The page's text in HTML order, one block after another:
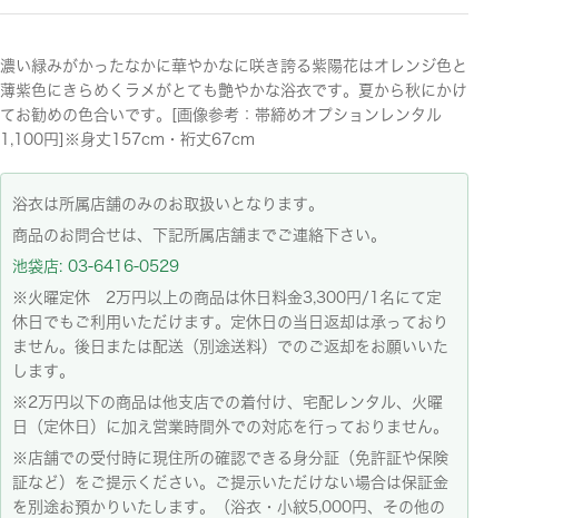
濃い緑みがかったなかに華やかなに咲き誇る紫陽花はオレンジ色と
薄紫色にきらめくラメがとても艶やかな浴衣です。夏から秋にかけ
てお勧めの色合いです。[画像参考：帯締めオプションレンタル
1,100円]※身丈157cm・裄丈67cm
浴衣は所属店舗のみのお取扱いとなります。
商品のお問合せは、下記所属店舗までご連絡下さい。
池袋店: 03-6416-0529
※火曜定休 2万円以上の商品は休日料金3,300円/1名にて定
休日でもご利用いただけます。定休日の当日返却は承っており
ません。後日または配送（別途送料）でのご返却をお願いいた
します。
※2万円以下の商品は他支店での着付け、宅配レンタル、火曜
日（定休日）に加え営業時間外での対応を行っておりません。
※店舗での受付時に現住所の確認できる身分証（免許証や保険
証など）をご提示ください。ご提示いただけない場合は保証金
を別途お預かりいたします。（浴衣・小紋5,000円、その他の